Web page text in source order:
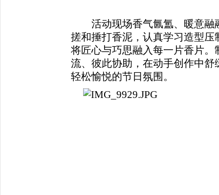
活动现场香气氤氲、暖意融
搓和捶打香泥，认真学习造型
将匠心与巧思融入每一片香片
流、彼此协助，在动手创作中
轻松愉悦的节日氛围。